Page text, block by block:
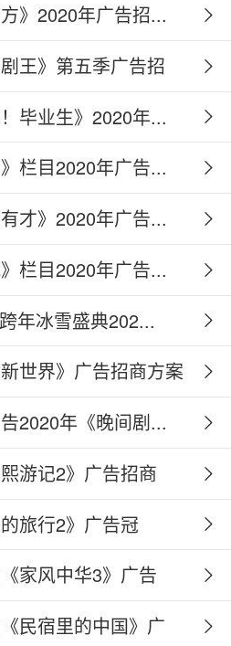
》2020年广告招...
王》第五季广告招
毕业生》2020年...
栏目2020年广告...
才》2020年广告...
栏目2020年广告...
年冰雪盛典202...
世界》广告招商方案
2020年《晚间剧...
游记2》广告招商
旅行2》广告冠
家风中华3》广告
民宿里的中国》广